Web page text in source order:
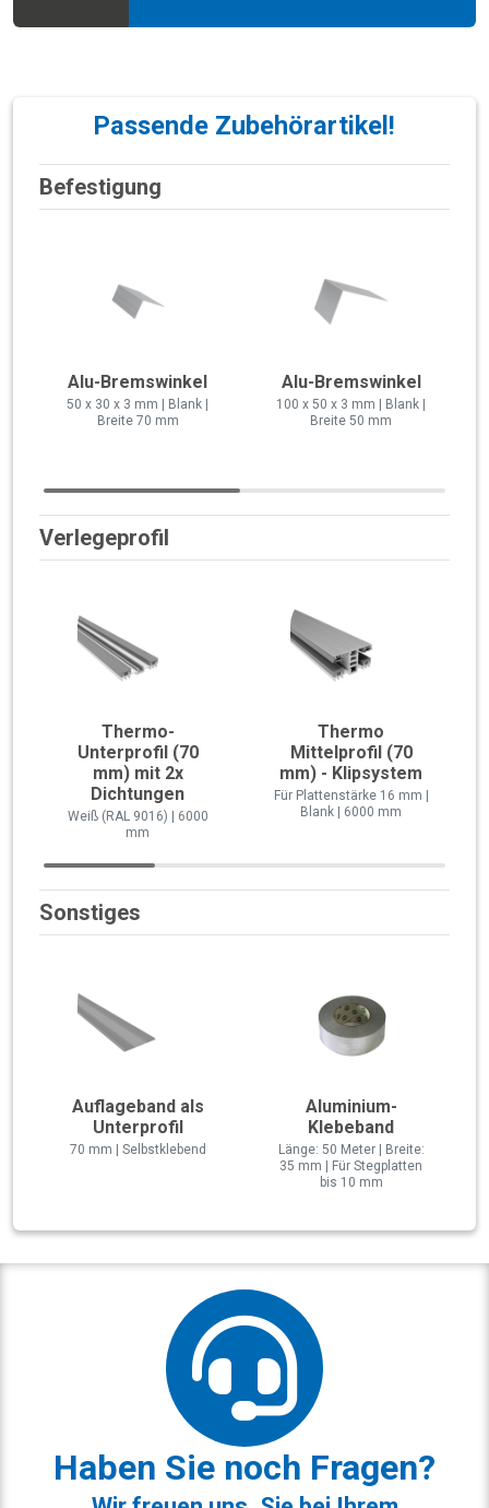
Passende Zubehörartikel!
Befestigung
Alu-Bremswinkel
50 x 30 x 3 mm | Blank |
Breite 70 mm
Alu-Bremswinkel
100 x 50 x 3 mm | Blank |
Breite 50 mm
Verlegeprofil
Thermo-
Unterprofil (70
mm) mit 2x
Dichtungen
Weiß (RAL 9016) | 6000
mm
Thermo
Mittelprofil (70
mm) - Klipsystem
Für Plattenstärke 16 mm |
Blank | 6000 mm
Sonstiges
Auflageband als
Unterprofil
70 mm | Selbstklebend
Aluminium-
Klebeband
Länge: 50 Meter | Breite:
35 mm | Für Stegplatten
bis 10 mm
Haben Sie noch Fragen?